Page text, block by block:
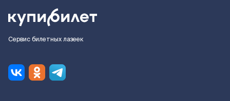
Сервис билетных лазеек